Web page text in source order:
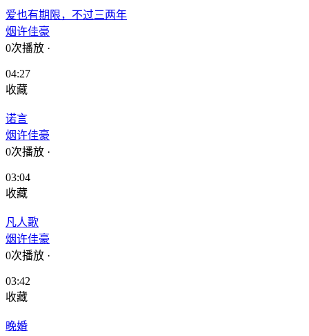
爱也有期限，不过三两年
烟许佳豪
0次播放 ·
04:27
收藏
诺言
烟许佳豪
0次播放 ·
03:04
收藏
凡人歌
烟许佳豪
0次播放 ·
03:42
收藏
晚婚